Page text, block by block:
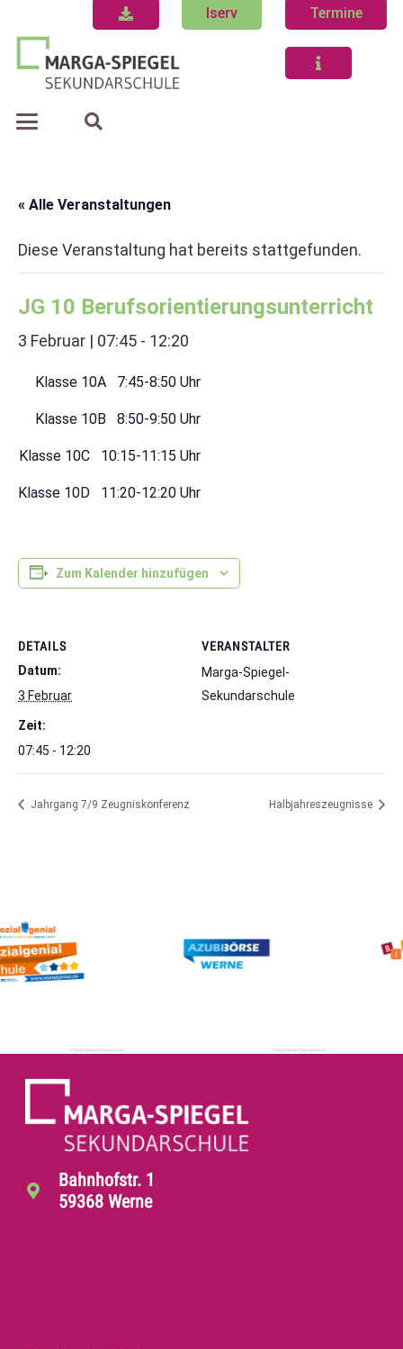
Iserv Termine
« Alle Veranstaltungen
Diese Veranstaltung hat bereits stattgefunden.
JG 10 Berufsorientierungsunterricht
3 Februar | 07:45 - 12:20
Klasse 10A 7:45-8:50 Uhr
Klasse 10B 8:50-9:50 Uhr
Klasse 10C 10:15-11:15 Uhr
Klasse 10D 11:20-12:20 Uhr
Zum Kalender hinzufügen
DETAILS
Datum:
3 Februar
Zeit:
07:45 - 12:20
VERANSTALTER
Marga-Spiegel-
Sekundarschule
Jahrgang 7/9 Zeugniskonferenz Halbjahreszeugnisse
Bahnhofstr. 1
59368 Werne